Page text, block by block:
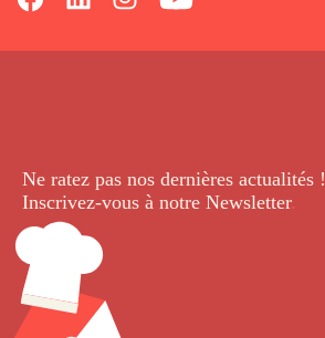
Ne ratez pas nos dernières actualités !
Inscrivez-vous à notre Newsletter.